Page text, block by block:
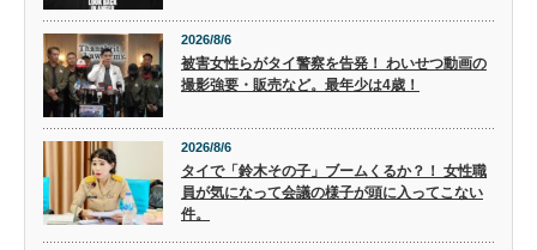
2026/8/6
被害女性らがタイ警察を告発！ わいせつ動画の
撮影強要・販売など。最年少は4歳！
2026/8/6
タイで「鈴木その子」ブームくるか？！ 女性職
員が気になって会議の様子が頭に入ってこない
件。